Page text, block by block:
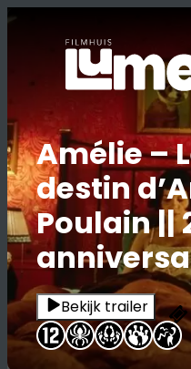
Ga
Amélie –
destin
Poulain ||
Bekijk trailer